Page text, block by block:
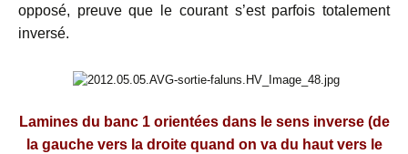
opposé, preuve que le courant s’est parfois totalement
inversé.
Lamines du banc 1 orientées dans le sens inverse (de
la gauche vers la droite quand on va du haut vers le